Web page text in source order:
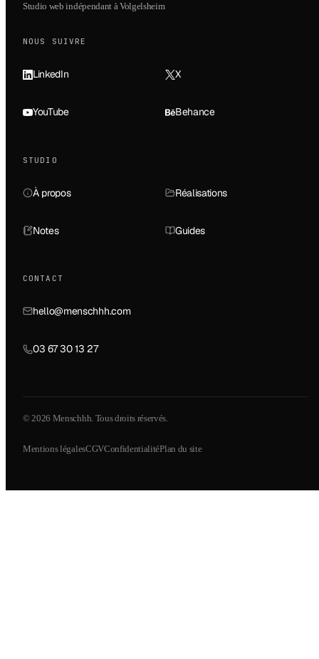
Studio web indépendant à Volgelsheim
NOUS SUIVRE
LinkedIn X
YouTube Behance
STUDIO
À propos Réalisations
Notes Guides
CONTACT
hello@menschhh.com
03 67 30 13 27
© 2026 Menschhh. Tous droits réservés.
Mentions légalesCGVConfidentialitéPlan du site